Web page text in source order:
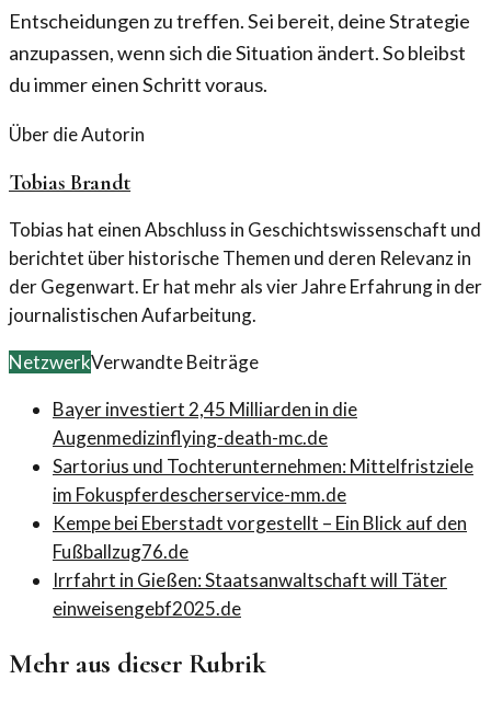
Entscheidungen zu treffen. Sei bereit, deine Strategie
anzupassen, wenn sich die Situation ändert. So bleibst
du immer einen Schritt voraus.
Über die Autorin
Tobias Brandt
Tobias hat einen Abschluss in Geschichtswissenschaft und
berichtet über historische Themen und deren Relevanz in
der Gegenwart. Er hat mehr als vier Jahre Erfahrung in der
journalistischen Aufarbeitung.
NetzwerkVerwandte Beiträge
Bayer investiert 2,45 Milliarden in die
Augenmedizinflying-death-mc.de
Sartorius und Tochterunternehmen: Mittelfristziele
im Fokuspferdescherservice-mm.de
Kempe bei Eberstadt vorgestellt – Ein Blick auf den
Fußballzug76.de
Irrfahrt in Gießen: Staatsanwaltschaft will Täter
einweisengebf2025.de
Mehr aus dieser Rubrik